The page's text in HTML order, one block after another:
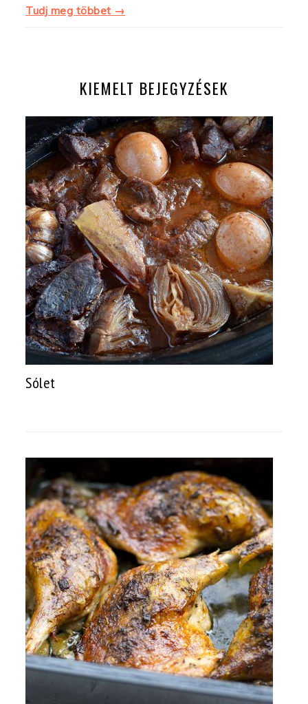
Tudj meg többet →
KIEMELT BEJEGYZÉSEK
Sólet